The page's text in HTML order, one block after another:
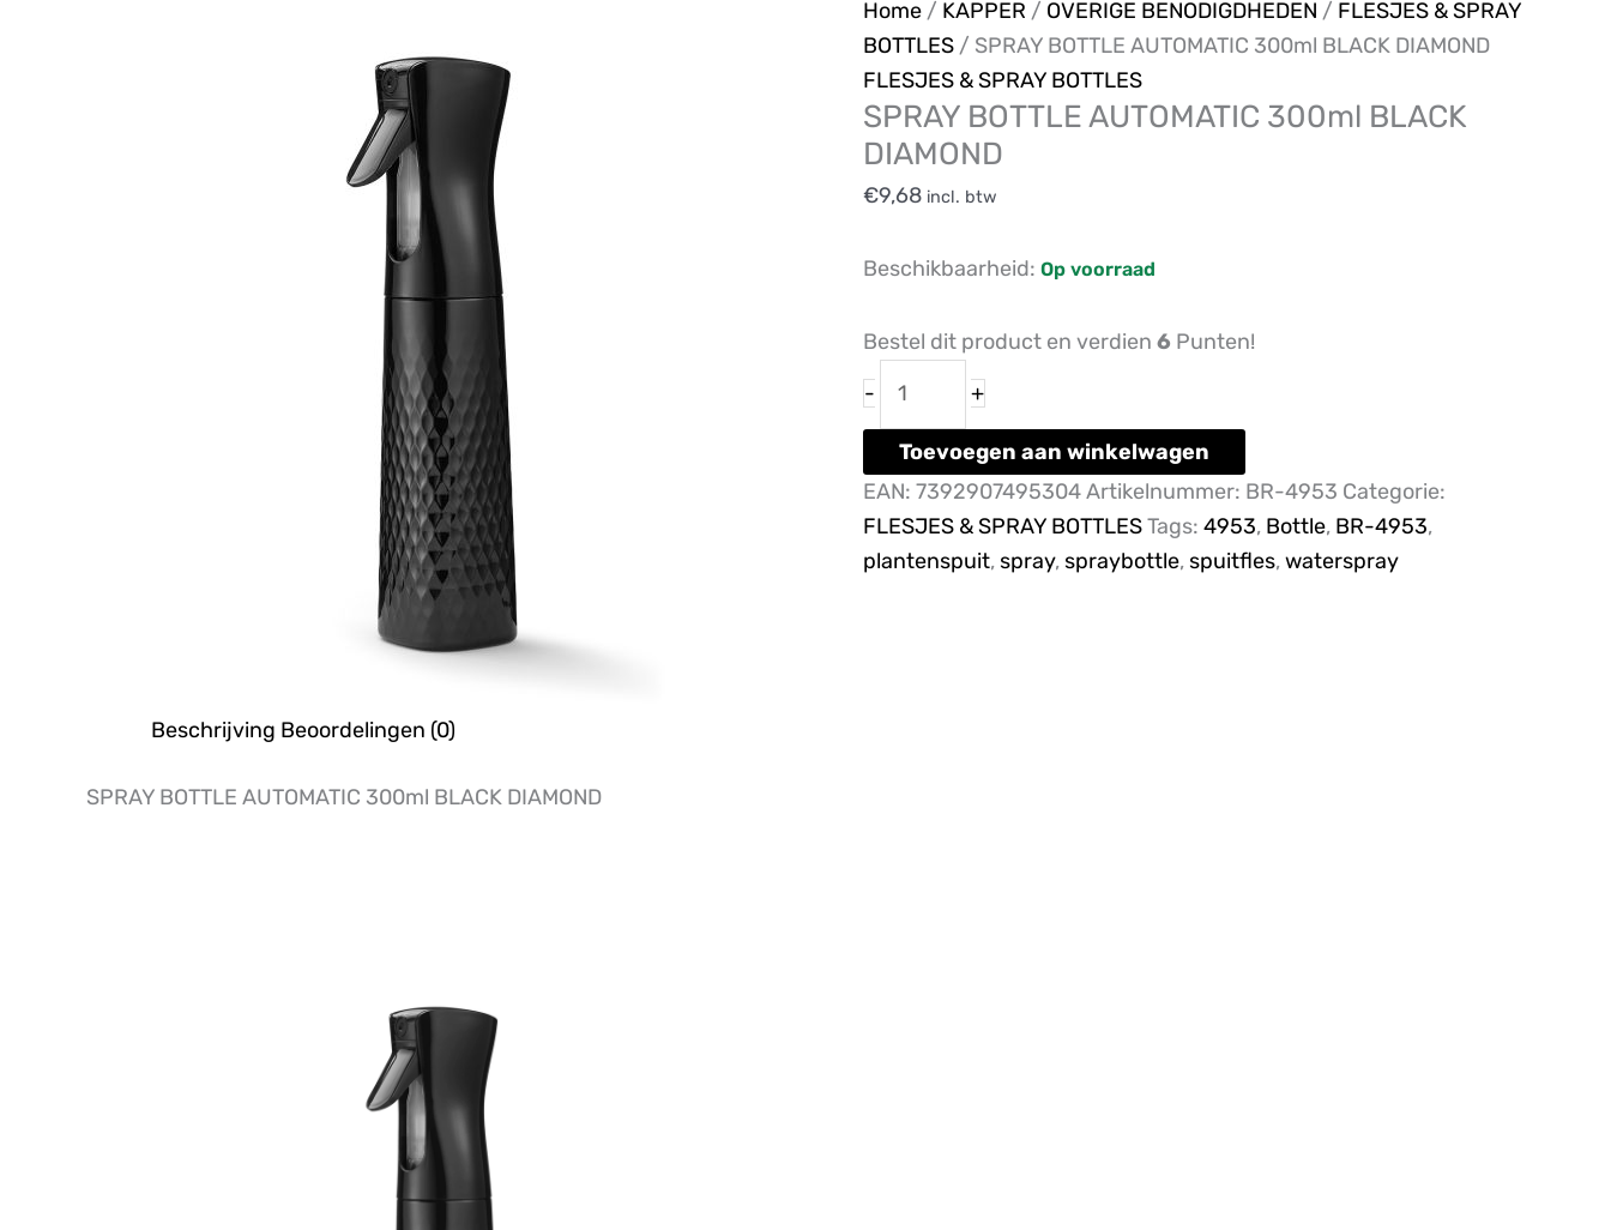
Home / KAPPER / OVERIGE BENODIGDHEDEN / FLESJES & SPRAY
BOTTLES / SPRAY BOTTLE AUTOMATIC 300ml BLACK DIAMOND
FLESJES & SPRAY BOTTLES
SPRAY BOTTLE AUTOMATIC 300ml BLACK
DIAMOND
€9,68 incl. btw
Beschikbaarheid: Op voorraad
Bestel dit product en verdien 6 Punten!
-
SPRAY
BOTTLE
AUTOMATIC
300ml
BLACK
DIAMOND
+
Toevoegen aan winkelwagen
EAN: 7392907495304Artikelnummer: BR-4953 Categorie:
FLESJES & SPRAY BOTTLESTags: 4953, Bottle, BR-4953,
plantenspuit, spray, spraybottle, spuitfles,waterspray
Beschrijving Beoordelingen (0)
SPRAY BOTTLE AUTOMATIC 300ml BLACK DIAMOND